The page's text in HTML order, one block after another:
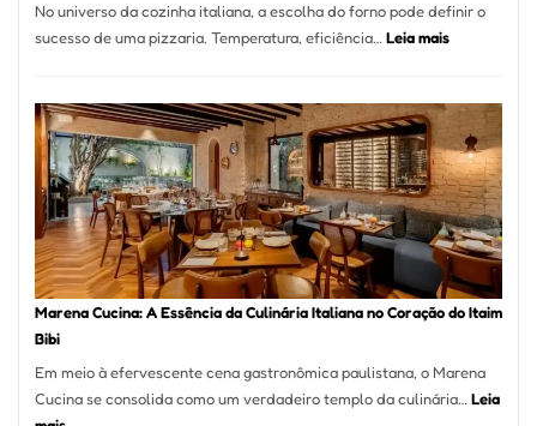
Resolver
Isso
No universo da cozinha italiana, a escolha do forno pode definir o
sucesso de uma pizzaria. Temperatura, eficiência…Leia mais:
Como
Escolher
o
Forno
Ideal
para
sua
Pizzaria
Marena Cucina: A Essência da Culinária Italiana no Coração do Itaim
Bibi
Em meio à efervescente cena gastronômica paulistana, o Marena
Cucina se consolida como um verdadeiro templo da culinária… Leia